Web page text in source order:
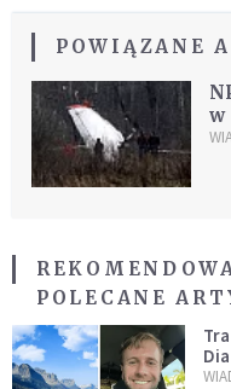
POWIĄZANE
w
POLECANE